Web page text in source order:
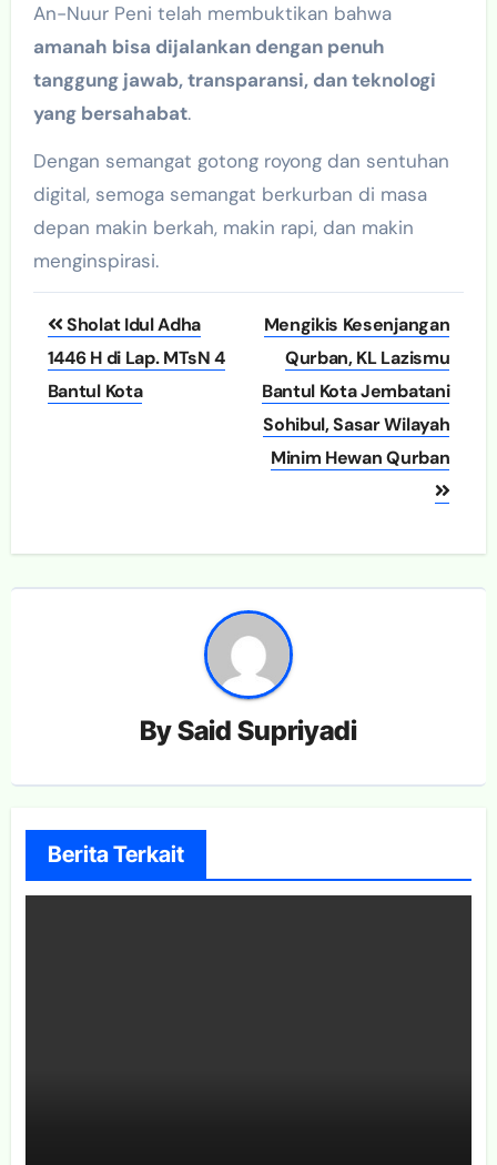
An-Nuur Peni telah membuktikan bahwa
amanah bisa dijalankan dengan penuh
tanggung jawab, transparansi, dan teknologi
yang bersahabat.
Dengan semangat gotong royong dan sentuhan
digital, semoga semangat berkurban di masa
depan makin berkah, makin rapi, dan makin
menginspirasi.
Post
navigation
Sholat Idul Adha
1446 H di Lap. MTsN 4
Bantul Kota
Mengikis Kesenjangan
Qurban, KL Lazismu
Bantul Kota Jembatani
Sohibul, Sasar Wilayah
Minim Hewan Qurban
BySaid Supriyadi
Berita Terkait